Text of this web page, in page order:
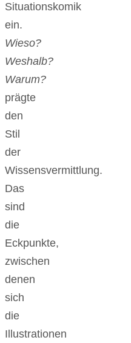
Situationskomik
ein.
Wieso?
Weshalb?
Warum?
prägte
den
Stil
der
Wissensvermittlung.
Das
sind
die
Eckpunkte,
zwischen
denen
sich
die
Illustrationen